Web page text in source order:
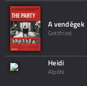
A vendégek
Gottfried
Heidi
Alpöhi